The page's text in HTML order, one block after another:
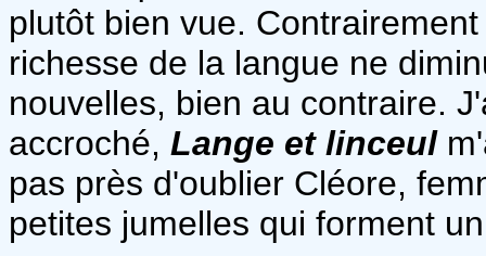
plutôt bien vue.
richesse de la langue ne
nouvelles, bien au contraire.
accroché, Lange et linceul
pas près d'oublier Cléore,
petites jumelles qui forment